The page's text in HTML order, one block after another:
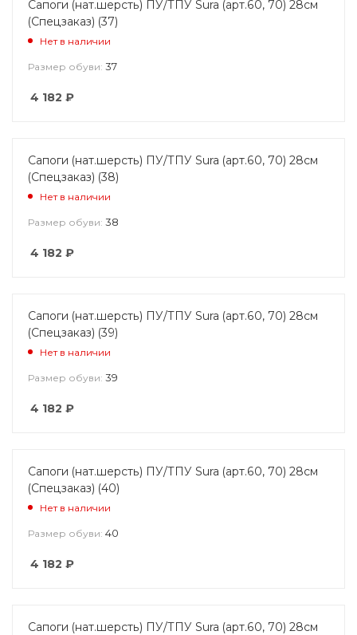
Сапоги (нат.шерсть) ПУ/ТПУ Sura (арт.60, 70) 28см
(Спецзаказ) (37)
Нет в наличии
Размер обуви: 37
4 182 ₽
Сапоги (нат.шерсть) ПУ/ТПУ Sura (арт.60, 70) 28см
(Спецзаказ) (38)
Нет в наличии
Размер обуви: 38
4 182 ₽
Сапоги (нат.шерсть) ПУ/ТПУ Sura (арт.60, 70) 28см
(Спецзаказ) (39)
Нет в наличии
Размер обуви: 39
4 182 ₽
Сапоги (нат.шерсть) ПУ/ТПУ Sura (арт.60, 70) 28см
(Спецзаказ) (40)
Нет в наличии
Размер обуви: 40
4 182 ₽
Сапоги (нат.шерсть) ПУ/ТПУ Sura (арт.60, 70) 28см